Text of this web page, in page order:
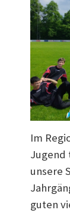
Im
Jugend
unsere
guten